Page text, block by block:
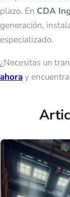
plazo. En CDA
generación,
especializado.
¿Necesitas un
ahoray